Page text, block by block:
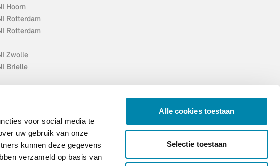
voor social media te
uw gebruik van onze
kunnen deze gegevens
verzameld op basis van
Alle cookies toestaan
Selectie toestaan
Hoorn
Rotterdam
Rotterdam
Zwolle
Brielle
Wateringen